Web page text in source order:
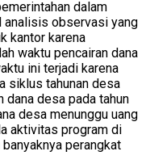
dalam
analisis observasi yang
kantor karena
waktu pencairan dana
ini terjadi karena
siklus tahunan desa
dana desa pada tahun
desa menunggu uang
aktivitas program di
perangkat